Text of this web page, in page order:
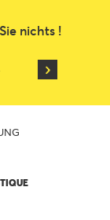
nichts !